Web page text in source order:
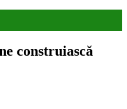
construiască